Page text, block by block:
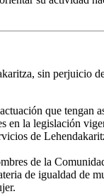
sin perjuicio
que
la legislación
de
de la
de igualdad